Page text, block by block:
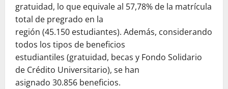
gratuidad, lo que equivale al 57,78% de la matrícula
total de pregrado en la
región (45.150 estudiantes). Además, considerando
todos los tipos de beneficios
estudiantiles (gratuidad, becas y Fondo Solidario
de Crédito Universitario), se han
asignado 30.856 beneficios.